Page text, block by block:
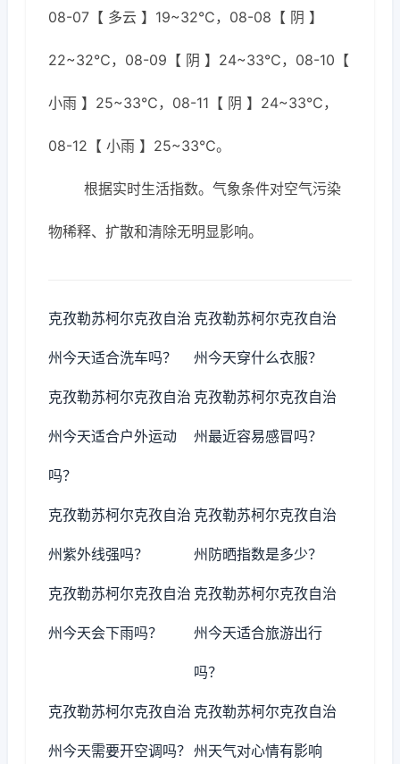
08-07【 多云 】19~32℃，08-08【 阴 】
22~32℃，08-09【 阴 】24~33℃，08-10【
小雨 】25~33℃，08-11【 阴 】24~33℃，
08-12【 小雨 】25~33℃。
根据实时生活指数。气象条件对空气污染
物稀释、扩散和清除无明显影响。
克孜勒苏柯尔克孜自治
州今天适合洗车吗？
克孜勒苏柯尔克孜自治
州今天穿什么衣服？
克孜勒苏柯尔克孜自治
州今天适合户外运动
吗？
克孜勒苏柯尔克孜自治
州最近容易感冒吗？
克孜勒苏柯尔克孜自治
州紫外线强吗？
克孜勒苏柯尔克孜自治
州防晒指数是多少？
克孜勒苏柯尔克孜自治
州今天会下雨吗？
克孜勒苏柯尔克孜自治
州今天适合旅游出行
吗？
克孜勒苏柯尔克孜自治
州今天需要开空调吗？
克孜勒苏柯尔克孜自治
州天气对心情有影响